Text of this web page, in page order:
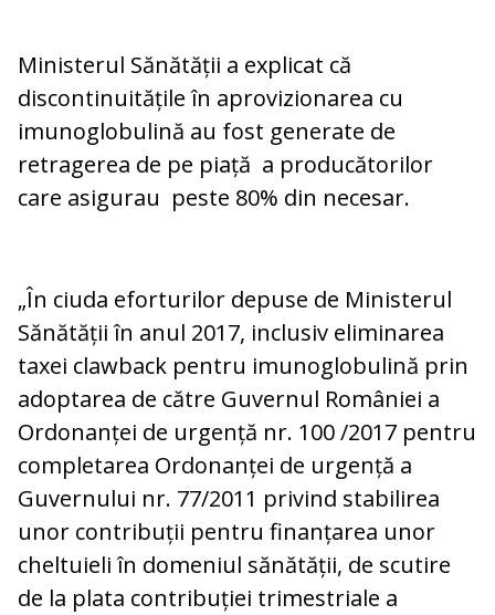
Ministerul Sănătății a explicat că
discontinuitățile în aprovizionarea cu
imunoglobulină au fost generate de
retragerea de pe piață a producătorilor
care asigurau peste 80% din necesar.
„În ciuda eforturilor depuse de Ministerul
Sănătății în anul 2017, inclusiv eliminarea
taxei clawback pentru imunoglobulină prin
adoptarea de către Guvernul României a
Ordonanței de urgență nr. 100 /2017 pentru
completarea Ordonanței de urgență a
Guvernului nr. 77/2011 privind stabilirea
unor contribuții pentru finanțarea unor
cheltuieli în domeniul sănătății, de scutire
de la plata contribuției trimestriale a